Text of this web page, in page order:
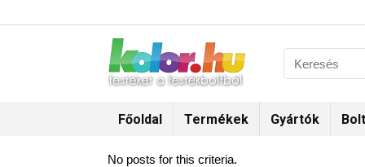
Főoldal Termékek Gyártók
No posts for this criteria.